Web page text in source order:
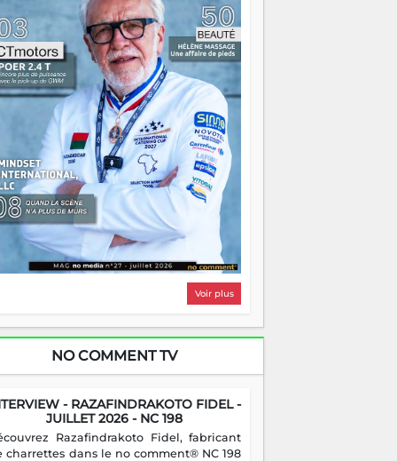
on pourrait s'arrêter là, applaudir et
chez soi satisfait. Mais ce serait
à côté d'une chose essentielle. La
ça brûle fort — et parfois, ça brûle
Une flamme sans direction peut
autant qu'elle peut consumer. C'est
que les aînés entrent en scène — pas
reprendre le gouvernail, mais pour
où sont les récifs. Les jeunes ont la
les vieux ont l'expérience, comme on
Ce n'est pas un combat de générations
c'est une question d'équipage. Partagez
réussites, mais aussi vos échecs. Surtout
échecs, d'ailleurs — ils enseignent
que n'importe quel manuel. À
la barque avance. Il faut juste
que tout le monde rame dans le
Voir plus
NO COMMENT TV
- RAZAFINDRAKOTO FIDEL -
JUILLET 2026 - NC 198
Razafindrakoto Fidel, fabricant
charrettes dans le no comment® NC 198